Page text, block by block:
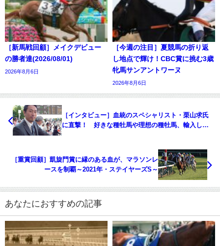
［新馬戦回顧］メイクデビュー
の勝者達(2026/08/01)
2026年8月6日
［今週の注目］夏競馬の折り返
し地点で輝け！CBC賞に挑む3歳
牝馬サンアントワーヌ
2026年8月6日
［インタビュー］血統のスペシャリスト・栗山求氏
に直撃！ 好きな種牡馬や理想の種牡馬、輸入して
［重賞回顧］凱旋門賞に縁のある血が、マラソンレ
ースを制覇～2021年・ステイヤーズS～
あなたにおすすめの記事